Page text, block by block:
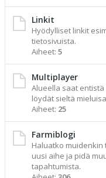
Linkit
Hyödylliset linkit
tietosivuista.
Aiheet: 5
Multiplayer
Alueella saat
löydät sieltä
Aiheet: 25
Farmiblogi
Haluatko muidenkin
uusi aihe ja pidä
tapahtumista.